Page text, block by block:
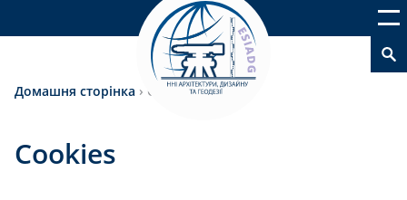
Домашня сторінка › Cookies
Cookies